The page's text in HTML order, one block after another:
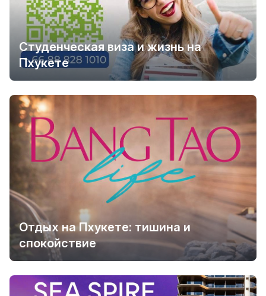
Студенческая виза и жизнь на
Пхукете
Отдых на Пхукете: тишина и
спокойствие